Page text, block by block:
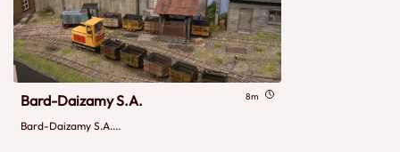
Bard-Daizamy S.A. 8m
Bard-Daizamy S.A....